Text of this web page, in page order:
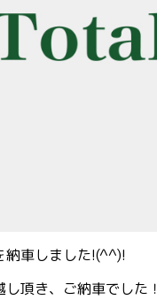
納車しました!(^^)!
頂き、ご納車でした！